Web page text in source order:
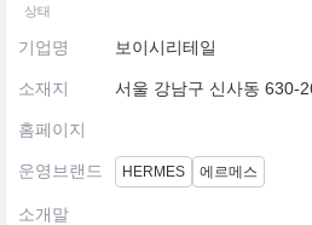
상태
기업명 보이시리테일
소재지 서울 강남구 신사동 630-
홈페이지
운영브랜드 HERMES 에르메스
소개말